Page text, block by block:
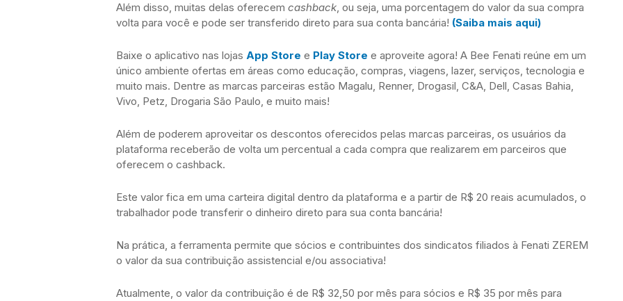
Além disso, muitas delas oferecem cashback, ou seja, uma porcentagem do valor da sua compra
volta para você e pode ser transferido direto para sua conta bancária! (Saiba mais aqui)
Baixe o aplicativo nas lojas App Store e Play Store e aproveite agora! A Bee Fenati reúne em um
único ambiente ofertas em áreas como educação, compras, viagens, lazer, serviços, tecnologia e
muito mais. Dentre as marcas parceiras estão Magalu, Renner, Drogasil, C&A, Dell, Casas Bahia,
Vivo, Petz, Drogaria São Paulo, e muito mais!
Além de poderem aproveitar os descontos oferecidos pelas marcas parceiras, os usuários da
plataforma receberão de volta um percentual a cada compra que realizarem em parceiros que
oferecem o cashback.
Este valor fica em uma carteira digital dentro da plataforma e a partir de R$ 20 reais acumulados, o
trabalhador pode transferir o dinheiro direto para sua conta bancária!
Na prática, a ferramenta permite que sócios e contribuintes dos sindicatos filiados à Fenati ZEREM
o valor da sua contribuição assistencial e/ou associativa!
Atualmente, o valor da contribuição é de R$ 32,50 por mês para sócios e R$ 35 por mês para